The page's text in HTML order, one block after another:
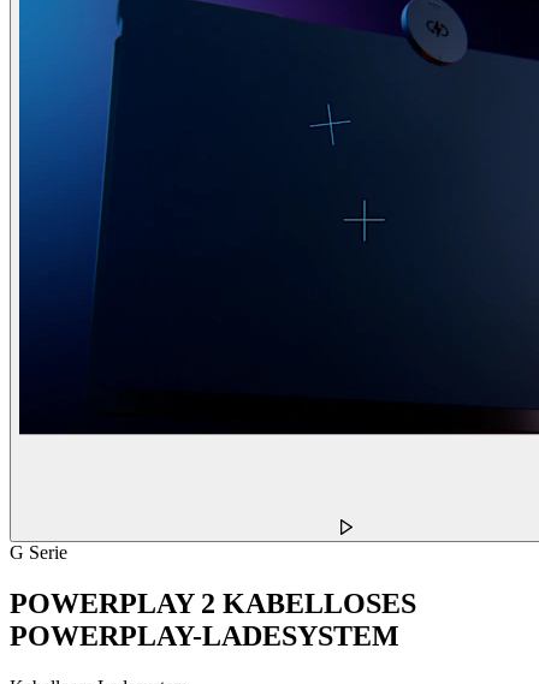
G Serie
POWERPLAY 2 KABELLOSES
POWERPLAY-LADESYSTEM